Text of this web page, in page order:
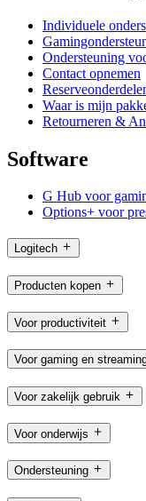
Individuele
Ondersteuning
Contact opnemen
Waar is mijn
Retourneren &
Software
G Hub voor
Options+ voor
Logitech
Producten kopen
Voor productiviteit
Voor gaming en
Voor zakelijk gebruik
Voor onderwijs
Ondersteuning